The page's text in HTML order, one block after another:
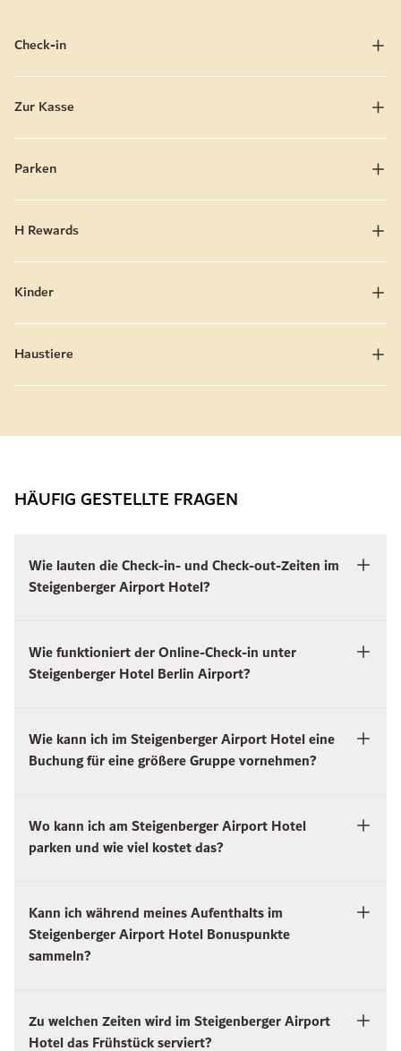
Check-in
Zur Kasse
Parken
H Rewards
Kinder
Haustiere
HÄUFIG GESTELLTE FRAGEN
Wie lauten die Check-in- und Check-out-Zeiten im
Steigenberger Airport Hotel?
Wie funktioniert der Online-Check-in unter
Steigenberger Hotel Berlin Airport?
Wie kann ich im Steigenberger Airport Hotel eine
Buchung für eine größere Gruppe vornehmen?
Wo kann ich am Steigenberger Airport Hotel
parken und wie viel kostet das?
Kann ich während meines Aufenthalts im
Steigenberger Airport Hotel Bonuspunkte
sammeln?
Zu welchen Zeiten wird im Steigenberger Airport
Hotel das Frühstück serviert?